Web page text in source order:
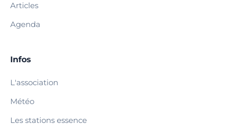
Articles
Agenda
Infos
L'association
Météo
Les stations essence